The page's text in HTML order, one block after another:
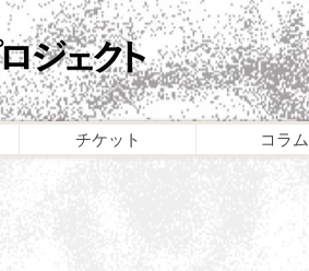
チケット コラム